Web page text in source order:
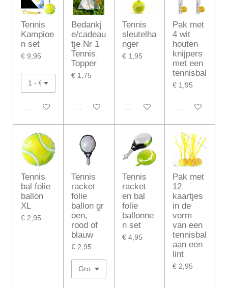
Tennis
Kampioe
n set
€ 9,95
In winkelwagen
Bedankj
e/cadeau
tje Nr 1
Tennis
Topper
€ 1,75
In winkelwagen
Tennis
sleutelha
nger
€ 1,95
In winkelwagen
Pak met
4 wit
houten
knijpers
met een
tennisbal
€ 1,95
In winkelwagen
Tennis
bal folie
ballon
XL
€ 2,95
Tennis
racket
folie
ballon gr
oen,
rood of
blauw
€ 2,95
Tennis
racket
en bal
folie
ballonne
n set
€ 4,95
Pak met
12
kaartjes
in de
vorm
van een
tennisbal
aan een
lint
€ 2,95